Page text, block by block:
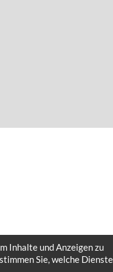
Inhalte und Anzeigen zu
Sie, welche Dienste